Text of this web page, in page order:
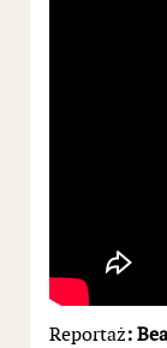
Reportaż: